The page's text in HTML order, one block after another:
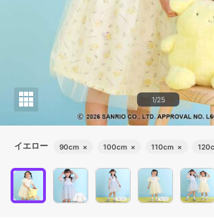
1/25
イエロー 90cm × 100cm × 110cm ×